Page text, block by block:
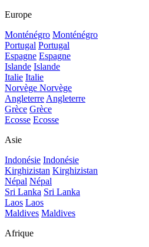
Europe
Monténégro Monténégro
Portugal Portugal
Espagne Espagne
Islande Islande
Italie Italie
Norvège Norvège
Angleterre Angleterre
Grèce Grèce
Ecosse Ecosse
Asie
Indonésie Indonésie
Kirghizistan Kirghizistan
Népal Népal
Sri Lanka Sri Lanka
Laos Laos
Maldives Maldives
Afrique